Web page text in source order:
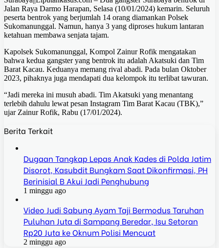
Jalan Raya Darmo Harapan, Selasa (10/01/2024) kemarin. Seluruh
peserta bentrok yang berjumlah 14 orang diamankan Polsek
Sukomanunggal. Namun, hanya 3 yang diproses hukum lantaran
ketahuan membawa senjata tajam.
Kapolsek Sukomanunggal, Kompol Zainur Rofik mengatakan
bahwa kedua gangster yang bentrok itu adalah Akatsuki dan Tim
Barat Kacau. Keduanya memang rival abadi. Pada bulan Oktober
2023, pihaknya juga mendapati dua kelompok itu terlibat tawuran.
“Jadi mereka ini musuh abadi. Tim Akatsuki yang menantang
terlebih dahulu lewat pesan Instagram Tim Barat Kacau (TBK),”
ujar Zainur Rofik, Rabu (17/01/2024).
Berita Terkait
Dugaan Tangkap Lepas Anak Kades di Polda Jatim
Disorot, Kasubdit Bungkam Saat Dikonfirmasi, PH
Berinisial B Akui Jadi Penghubung
1 minggu ago
Video Judi Sabung Ayam Taji Bermodus Taruhan
Puluhan Juta di Sampang Beredar, Isu Setoran
Rp20 Juta ke Oknum Polisi Mencuat
2 minggu ago